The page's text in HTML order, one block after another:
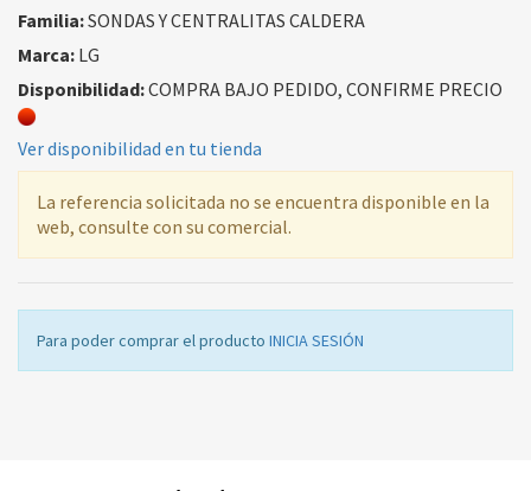
Familia:SONDAS Y CENTRALITAS CALDERA
Marca: LG
Disponibilidad:COMPRA BAJO PEDIDO, CONFIRME PRECIO
Ver disponibilidad en tu tienda
La referencia solicitada no se encuentra disponible en la
web, consulte con su comercial.
Para poder comprar el producto INICIA SESIÓN